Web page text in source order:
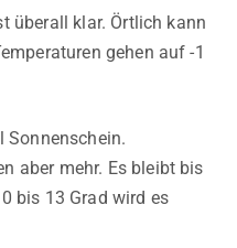
überall klar. Örtlich kann
gehen auf -1
Sonnenschein.
aber mehr. Es bleibt bis
bis 13 Grad wird es